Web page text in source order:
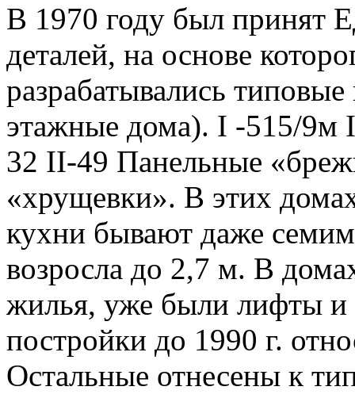
В 1970 году был принят
деталей, на основе
разрабатывались
этажные дома). I -515/
32 II-49 Панельные
«хрущевки». В этих
кухни бывают даже
возросла до 2,7 м. В
жилья, уже были лифты
постройки до 1990 г.
Остальные отнесены к